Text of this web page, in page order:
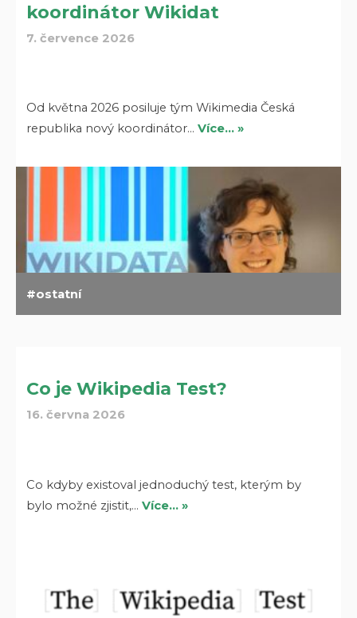
koordinátor Wikidat
7. července 2026
Od května 2026 posiluje tým Wikimedia Česká
republika nový koordinátor…Více… »
ostatní
Co je Wikipedia Test?
16. června 2026
Co kdyby existoval jednoduchý test, kterým by
bylo možné zjistit,…Více… »